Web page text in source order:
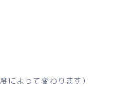
によって変わります）